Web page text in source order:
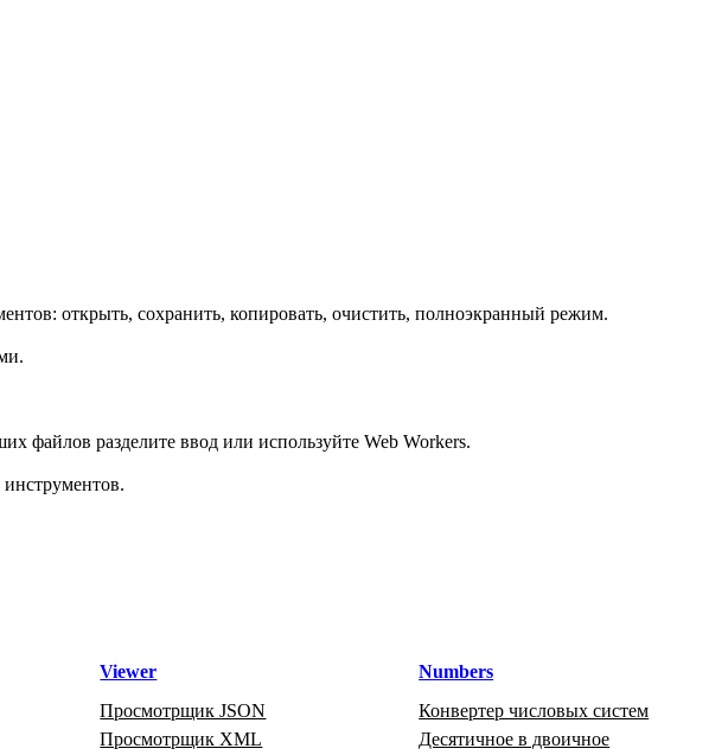
открыть, сохранить, копировать, очистить, полноэкранный режим.
файлов разделите ввод или используйте Web Workers.
Viewer
Просмотрщик JSON
Просмотрщик XML
Numbers
Конвертер числовых систем
Десятичное в двоичное